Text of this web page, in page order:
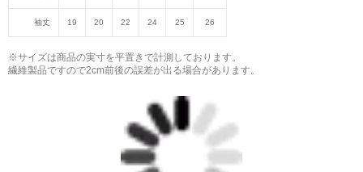
袖丈 19 20 22 24 25 26
※サイズは商品の実寸を平置きで計測しております。
繊維製品ですので2cm前後の誤差が出る場合があります。